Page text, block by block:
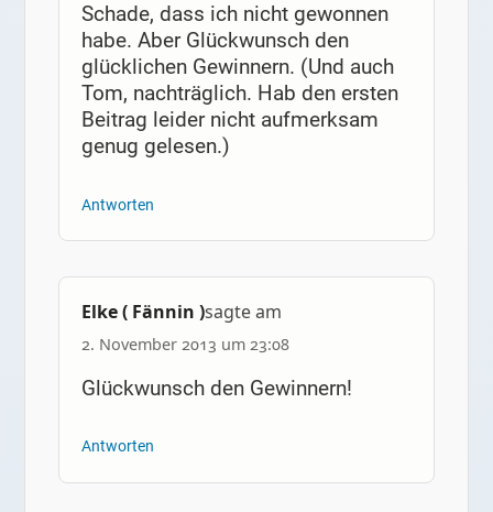
Schade, dass ich nicht gewonnen
habe. Aber Glückwunsch den
glücklichen Gewinnern. (Und auch
Tom, nachträglich. Hab den ersten
Beitrag leider nicht aufmerksam
genug gelesen.)
Antworten
Elke ( Fännin )sagte am
2. November 2013 um 23:08
Glückwunsch den Gewinnern!
Antworten